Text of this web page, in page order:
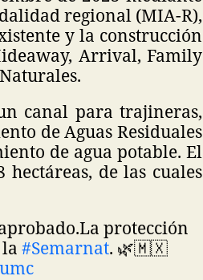
regional (MIA-R),
y la construcción
Arrival, Family
canal para trajineras,
de Aguas Residuales
de agua potable. El
de las cuales
La protección
#Semarnat. 🌿🇲🇽